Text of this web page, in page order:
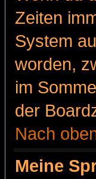
Zeiten
System
worden,
im
der
Nach
Meine